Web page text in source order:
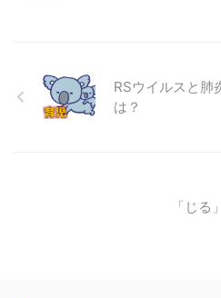
RSウイルスと肺
は？
「じる